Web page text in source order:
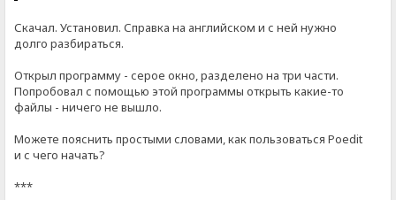
Скачал. Установил. Справка на английском и с ней нужно
долго разбираться.
Открыл программу - серое окно, разделено на три части.
Попробовал с помощью этой программы открыть какие-то
файлы - ничего не вышло.
Можете пояснить простыми словами, как пользоваться Poedit
и с чего начать?
***